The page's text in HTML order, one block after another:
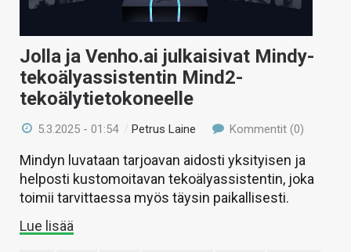
HAKU
Jolla ja Venho.ai julkaisivat Mindy-
tekoälyassistentin Mind2-
tekoälytietokoneelle
5.3.2025 - 01:54 /Petrus Laine Kommentit (0)
Mindyn luvataan tarjoavan aidosti yksityisen ja
helposti kustomoitavan tekoälyassistentin, joka
toimii tarvittaessa myös täysin paikallisesti.
Lue lisää